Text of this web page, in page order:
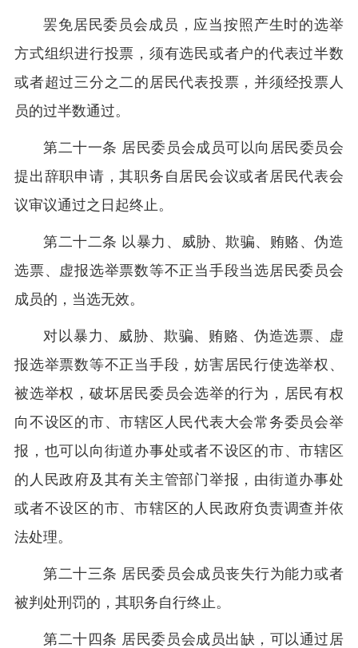
罢免居民委员会成员，应当按照产生时的选举
方式组织进行投票，须有选民或者户的代表过半数
或者超过三分之二的居民代表投票，并须经投票人
员的过半数通过。
第二十一条 居民委员会成员可以向居民委员会
提出辞职申请，其职务自居民会议或者居民代表会
议审议通过之日起终止。
第二十二条 以暴力、威胁、欺骗、贿赂、伪造
选票、虚报选举票数等不正当手段当选居民委员会
成员的，当选无效。
对以暴力、威胁、欺骗、贿赂、伪造选票、虚
报选举票数等不正当手段，妨害居民行使选举权、
被选举权，破坏居民委员会选举的行为，居民有权
向不设区的市、市辖区人民代表大会常务委员会举
报，也可以向街道办事处或者不设区的市、市辖区
的人民政府及其有关主管部门举报，由街道办事处
或者不设区的市、市辖区的人民政府负责调查并依
法处理。
第二十三条 居民委员会成员丧失行为能力或者
被判处刑罚的，其职务自行终止。
第二十四条 居民委员会成员出缺，可以通过居